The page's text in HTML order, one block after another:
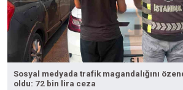
Sosyal medyada trafik magandalığını
oldu: 72 bin lira ceza